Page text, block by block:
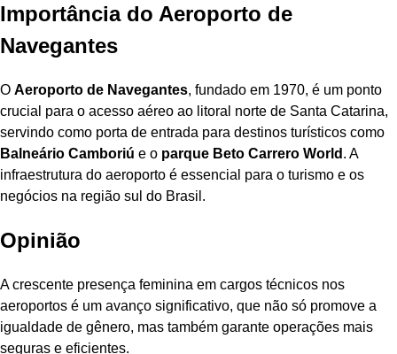
Importância do Aeroporto de
Navegantes
O Aeroporto de Navegantes, fundado em 1970, é um ponto
crucial para o acesso aéreo ao litoral norte de Santa Catarina,
servindo como porta de entrada para destinos turísticos como
Balneário Camboriú e o parque Beto Carrero World . A
infraestrutura do aeroporto é essencial para o turismo e os
negócios na região sul do Brasil.
Opinião
A crescente presença feminina em cargos técnicos nos
aeroportos é um avanço significativo, que não só promove a
igualdade de gênero, mas também garante operações mais
seguras e eficientes.